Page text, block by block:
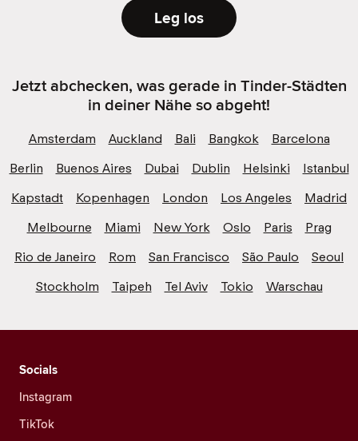
Leg los
Jetzt abchecken, was gerade in Tinder-Städten
in deiner Nähe so abgeht!
Amsterdam Auckland Bali Bangkok
Barcelona
Berlin
Buenos Aires Dubai Dublin Helsinki
Istanbul
Kapstadt
Kopenhagen London Los Angeles
Madrid
Melbourne
Miami New York Oslo Paris
Prag
Rio de Janeiro
Rom San Francisco São Paulo
Seoul
Stockholm
Taipeh Tel Aviv Tokio Warschau
Socials
Instagram
TikTok